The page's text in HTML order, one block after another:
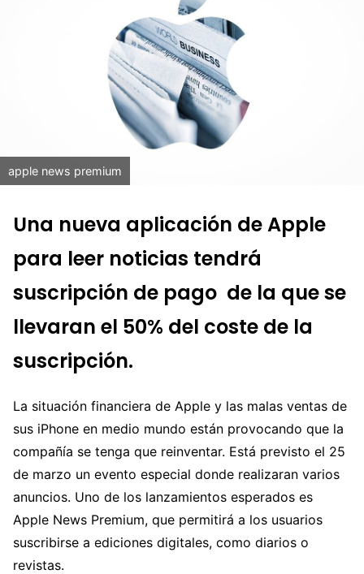
apple news premium
Una nueva aplicación de Apple
para leer noticias tendrá
suscripción de pago de la que se
llevaran el 50% del coste de la
suscripción.
La situación financiera de Apple y las malas ventas de
sus iPhone en medio mundo están provocando que la
compañía se tenga que reinventar. Está previsto el 25
de marzo un evento especial donde realizaran varios
anuncios. Uno de los lanzamientos esperados es
Apple News Premium, que permitirá a los usuarios
suscribirse a ediciones digitales, como diarios o
revistas.